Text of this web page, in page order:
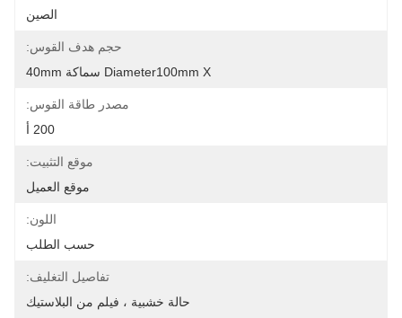
الصين
حجم هدف القوس:
Diameter100mm X سماكة 40mm
مصدر طاقة القوس:
200 أ
موقع التثبيت:
موقع العميل
اللون:
حسب الطلب
تفاصيل التغليف:
حالة خشبية ، فيلم من البلاستيك